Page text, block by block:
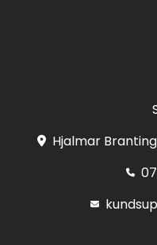
Hjalmar